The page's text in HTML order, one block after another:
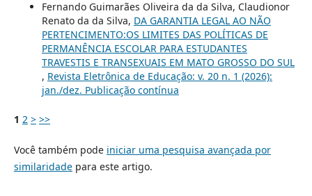
Fernando Guimarães Oliveira da da Silva, Claudionor
Renato da da Silva, DA GARANTIA LEGAL AO NÃO
PERTENCIMENTO:OS LIMITES DAS POLÍTICAS DE
PERMANÊNCIA ESCOLAR PARA ESTUDANTES
TRAVESTIS E TRANSEXUAIS EM MATO GROSSO DO SUL
, Revista Eletrônica de Educação: v. 20 n. 1 (2026):
jan./dez. Publicação contínua
1 2 > >>
Você também pode iniciar uma pesquisa avançada por
similaridadepara este artigo.